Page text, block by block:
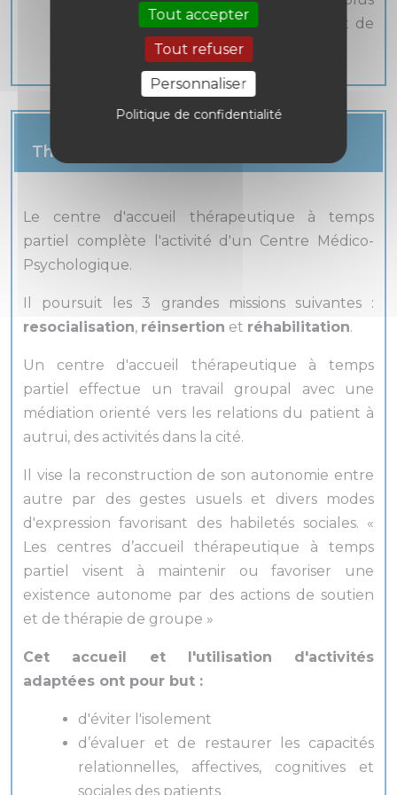
Tout accepter
Tout refuser
Personnaliser
Politique de confidentialité
adaptée conformément à son projet de
soins et son parcours de vie.
Thérapeutique à Temps Partiel )
Le centre d'accueil thérapeutique à temps
partiel complète l'activité d'un Centre Médico-
Psychologique.
Il poursuit les 3 grandes missions suivantes :
resocialisation, réinsertion et réhabilitation.
Un centre d'accueil thérapeutique à temps
partiel effectue un travail groupal avec une
médiation orienté vers les relations du patient à
autrui, des activités dans la cité.
Il vise la reconstruction de son autonomie entre
autre par des gestes usuels et divers modes
d'expression favorisant des habiletés sociales. «
Les centres d’accueil thérapeutique à temps
partiel visent à maintenir ou favoriser une
existence autonome par des actions de soutien
et de thérapie de groupe »
Cet accueil et l'utilisation d'activités
adaptées ont pour but :
d'éviter l'isolement
d’évaluer et de restaurer les capacités
relationnelles, affectives, cognitives et
sociales des patients